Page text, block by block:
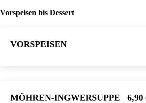
Vorspeisen bis Dessert
VORSPEISEN
MÖHREN-INGWERSUPPE
6,90